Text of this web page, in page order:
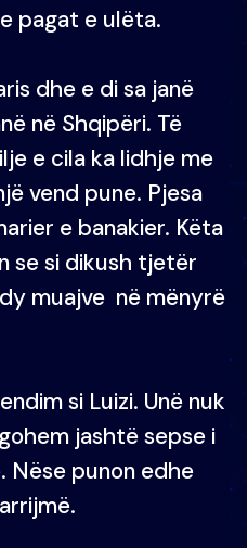
pagat e ulëta.
dhe e di sa janë
në Shqipëri. Të
e cila ka lidhje me
vend pune. Pjesa
e banakier. Këta
se si dikush tjetër
muajve në mënyrë
si Luizi. Unë nuk
jashtë sepse i
Nëse punon edhe